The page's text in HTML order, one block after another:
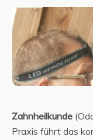
Zahnheilkunde
Praxis führt das